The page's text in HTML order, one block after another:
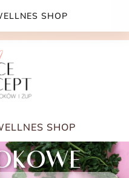
ZAMÓWIENIU JUŻ OD
SHOP
SHOP